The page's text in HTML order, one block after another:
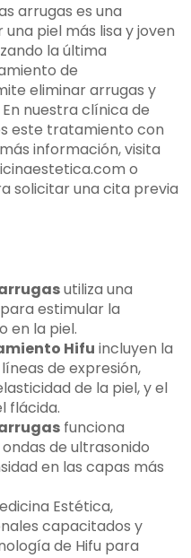
arrugas es una
piel más lisa y joven
la última
de
eliminar arrugas y
nuestra clínica de
este tratamiento con
información, visita
o
solicitar una cita previa
utiliza una
estimular la
en la piel.
Hifu incluyen la
de expresión,
de la piel, y el
flácida.
funciona
de ultrasonido
en las capas más
Estética,
capacitados y
de Hifu para